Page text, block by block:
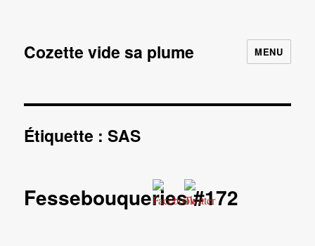
Cozette vide sa plume MENU
Étiquette :SAS
Fessebouqueries #172